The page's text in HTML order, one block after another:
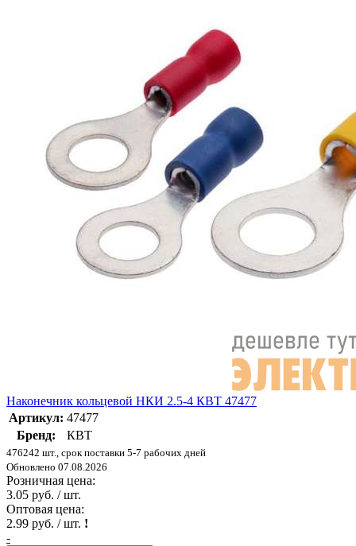
Наконечник кольцевой НКИ 2.5-4 КВТ 47477
Артикул: 47477
Бренд:
КВТ
476242 шт., срок поставки 5-7 рабочих дней
Обновлено 07.08.2026
Розничная цена:
3.05 руб. / шт.
Оптовая цена:
2.99 руб. / шт. !
-